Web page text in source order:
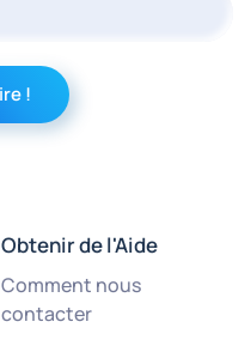
Obtenir de l'Aide
Comment nous
contacter